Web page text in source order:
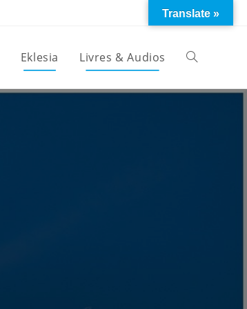
Eklesia Livres & Audios Toggle
Translate »